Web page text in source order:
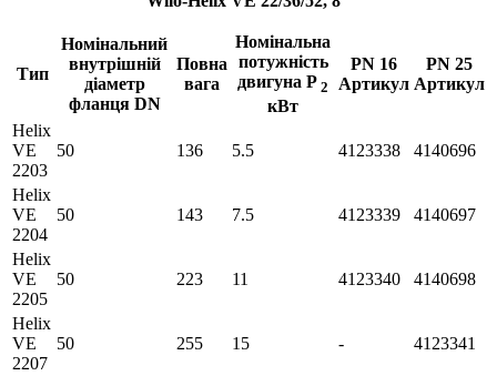
Тип
Номінальний
внутрішній
діаметр
фланця DN
Повна
вага
Номінальна
потужність
двигуна P 2
кВт
PN 16
Артикул
PN 25
Артикул
Helix
VE
2203
50 136 5.5 4123338 4140696
Helix
VE
2204
50 143 7.5 4123339 4140697
Helix
VE
2205
50 223 11 4123340 4140698
Helix
VE
2207
50 255 15 - 4123341